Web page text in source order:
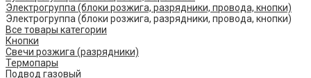
Электрогруппа (блоки розжига, разрядники, провода, кнопки)
Электрогруппа (блоки розжига, разрядники, провода, кнопки)
Все товары категории
Кнопки
Свечи розжига (разрядники)
Термопары
Подвод газовый